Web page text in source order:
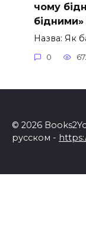
чому
бідними»
Назва: Як
0
© 2026
русском -